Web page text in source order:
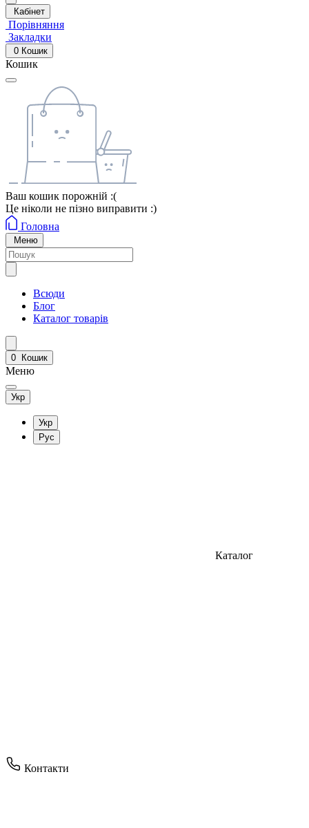
Кабінет
Порівняння
Закладки
0 Кошик
Кошик
Ваш кошик порожній :(
Це ніколи не пізно виправити :)
Головна
Меню
Всюди
Блог
Каталог товарів
0 Кошик
Меню
Укр
Укр
Рус
Каталог
Контакти